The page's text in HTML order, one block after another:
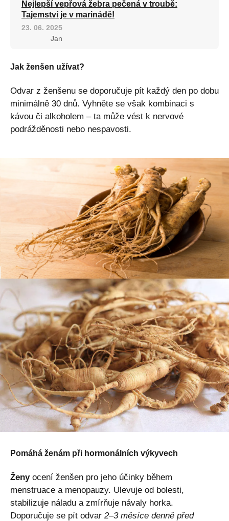
Nejlepší vepřová žebra pečená v troubě:
Tajemství je v marinádě!
23. 06. 2025
Jan
Jak ženšen užívat?
Odvar z ženšenu se doporučuje pít každý den po dobu
minimálně 30 dnů. Vyhněte se však kombinaci s
kávou či alkoholem – ta může vést k nervové
podrážděnosti nebo nespavosti.
Pomáhá ženám při hormonálních výkyvech
Ženyocení ženšen pro jeho účinky během
menstruace a menopauzy. Ulevuje od bolesti,
stabilizuje náladu a zmírňuje návaly horka.
Doporučuje se pít odvar 2–3 měsíce denně před